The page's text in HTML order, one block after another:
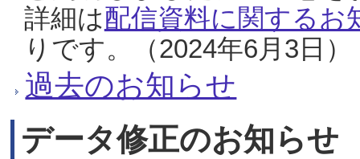
詳細は配信資料に関するお
りです。（2024年6月3日）
過去のお知らせ
データ修正のお知らせ